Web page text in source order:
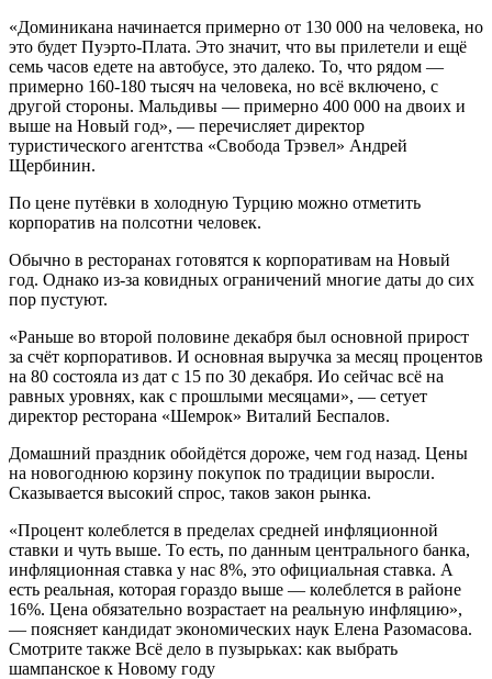
«Доминикана начинается примерно от 130 000 на человека, но
это будет Пуэрто-Плата. Это значит, что вы прилетели и ещё
семь часов едете на автобусе, это далеко. То, что рядом —
примерно 160-180 тысяч на человека, но всё включено, с
другой стороны. Мальдивы — примерно 400 000 на двоих и
выше на Новый год», — перечисляет директор
туристического агентства «Свобода Трэвел» Андрей
Щербинин.
По цене путёвки в холодную Турцию можно отметить
корпоратив на полсотни человек.
Обычно в ресторанах готовятся к корпоративам на Новый
год. Однако из-за ковидных ограничений многие даты до сих
пор пустуют.
«Раньше во второй половине декабря был основной прирост
за счёт корпоративов. И основная выручка за месяц процентов
на 80 состояла из дат с 15 по 30 декабря. Ио сейчас всё на
равных уровнях, как с прошлыми месяцами», — сетует
директор ресторана «Шемрок» Виталий Беспалов.
Домашний праздник обойдётся дороже, чем год назад. Цены
на новогоднюю корзину покупок по традиции выросли.
Сказывается высокий спрос, таков закон рынка.
«Процент колеблется в пределах средней инфляционной
ставки и чуть выше. То есть, по данным центрального банка,
инфляционная ставка у нас 8%, это официальная ставка. А
есть реальная, которая гораздо выше — колеблется в районе
16%. Цена обязательно возрастает на реальную инфляцию»,
— поясняет кандидат экономических наук Елена Разомасова.
Смотрите также Всё дело в пузырьках: как выбрать
шампанское к Новому году